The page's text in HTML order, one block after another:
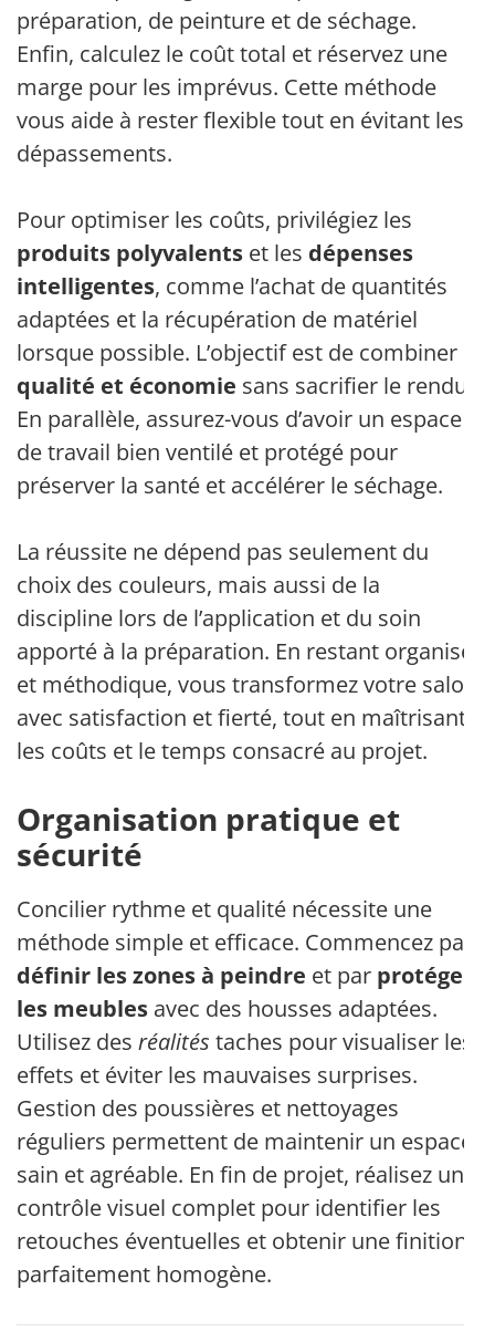
préparation, de peinture et de séchage.
Enfin, calculez le coût total et réservez une
marge pour les imprévus. Cette méthode
vous aide à rester flexible tout en évitant les
dépassements.
Pour optimiser les coûts, privilégiez les
produits polyvalents et les dépenses
intelligentes, comme l’achat de quantités
adaptées et la récupération de matériel
lorsque possible. L’objectif est de combiner
qualité et économie sans sacrifier le rendu.
En parallèle, assurez-vous d’avoir un espace
de travail bien ventilé et protégé pour
préserver la santé et accélérer le séchage.
La réussite ne dépend pas seulement du
choix des couleurs, mais aussi de la
discipline lors de l’application et du soin
apporté à la préparation. En restant organisé
et méthodique, vous transformez votre salon
avec satisfaction et fierté, tout en maîtrisant
les coûts et le temps consacré au projet.
Organisation pratique et
sécurité
Concilier rythme et qualité nécessite une
méthode simple et efficace. Commencez par
définir les zones à peindre et par protéger
les meubles avec des housses adaptées.
Utilisez des réalités taches pour visualiser les
effets et éviter les mauvaises surprises.
Gestion des poussières et nettoyages
réguliers permettent de maintenir un espace
sain et agréable. En fin de projet, réalisez un
contrôle visuel complet pour identifier les
retouches éventuelles et obtenir une finition
parfaitement homogène.